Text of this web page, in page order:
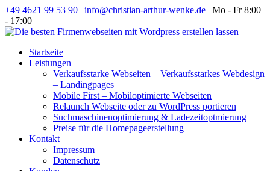
+49 4621 99 53 90 | info@christian-arthur-wenke.de | Mo - Fr 8:00
- 17:00
Startseite
Leistungen
Verkaufsstarke Webseiten – Verkaufsstarkes Webdesign
– Landingpages
Mobile First – Mobiloptimierte Webseiten
Relaunch Webseite oder zu WordPress portieren
Suchmaschinenoptimierung & Ladezeitoptmierung
Preise für die Homepageerstellung
Kontakt
Impressum
Datenschutz